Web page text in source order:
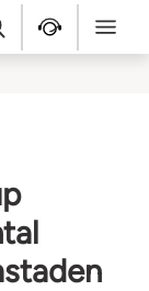
Service &Menu